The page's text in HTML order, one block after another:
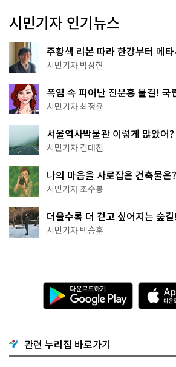
시민기자 인기뉴스
주황색 리본 따라 한강부터 메
서울둘레길 15코스
시민기자 박상현
폭염 속 피어난 진분홍 물결! 국
무 명소
시민기자 최정윤
서울역사박물관 이렇게 많았어
나는 역사 산책
시민기자 김대진
나의 마음을 사로잡은 건축물
상작 공개!
시민기자 조수봉
더울수록 더 걷고 싶어지는 숲
코스'
시민기자 백승훈
다
운
로
기
G
o
관련 누리집 바로가기